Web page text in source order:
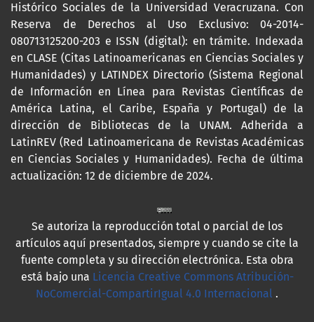
Histórico Sociales de la Universidad Veracruzana. Con
Reserva de Derechos al Uso Exclusivo: 04-2014-
080713125200-203 e ISSN (digital): en trámite. Indexada
en CLASE (Citas Latinoamericanas en Ciencias Sociales y
Humanidades) y LATINDEX Directorio (Sistema Regional
de Información en Línea para Revistas Científicas de
América Latina, el Caribe, España y Portugal) de la
dirección de Bibliotecas de la UNAM. Adherida a
LatinREV (Red Latinoamericana de Revistas Académicas
en Ciencias Sociales y Humanidades). Fecha de última
actualización: 12 de diciembre de 2024.
Se autoriza la reproducción total o parcial de los
artículos aquí presentados, siempre y cuando se cite la
fuente completa y su dirección electrónica. Esta obra
está bajo una Licencia Creative Commons Atribución-
NoComercial-CompartirIgual 4.0 Internacional .